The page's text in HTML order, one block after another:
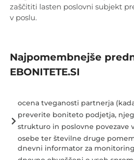
zaščititi lasten poslovni subjekt
v poslu.
Najpomembnejše
EBONITETE.SI
ocena tveganosti partnerja
preverite boniteto podjetja,
strukturo in poslovne povezave
osebe ter številne druge
dnevni informator za